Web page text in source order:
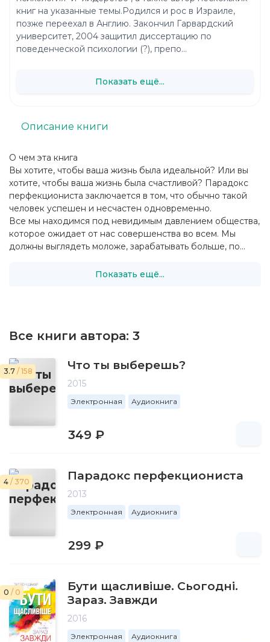
О чем эта книга
Вы хотите, чтобы ваша жизнь была идеальной? Или вы
хотите, чтобы ваша жизнь была счастливой? Парадокс
перфекциониста заключается в том, что обычно такой
человек успешен и несчастен одновременно.
Все мы находимся под невидимым давлением общества,
которое ожидает от нас совершенства во всем. Мы
должны выглядеть моложе, зарабатывать больше, по...
Показать ещё...
Описание книги
Все книги автора: 3
3.7 / 158 Что ты выберешь?
2015
Электронная Аудиокнига
349 ₽
4 / 370 Парадокс перфекциониста
2013
Электронная Аудиокнига
299 ₽
0 / 0
Бути щасливіше. Сьогодні.
Зараз. Завжди
2016
Электронная Аудиокнига
книг на указанные темы.Родился и рос в Израиле,
позже переехал в Англию. Закончил Гарвардский
университет, 2004 защитил диссертацию по
поведенческой психологии (?), препо...
Показать ещё...